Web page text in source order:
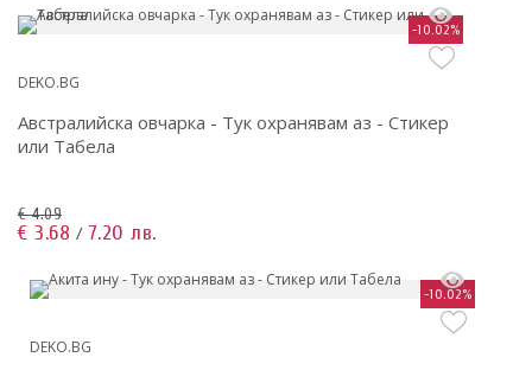
-10.02%
DEKO.BG
Австралийска овчарка - Тук охранявам аз - Стикер
или Табела
€ 4.09
€ 3.68 / 7.20 лв.
-10.02%
DEKO.BG